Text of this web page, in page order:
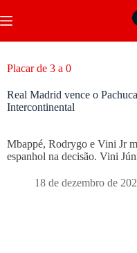
Placar de 3 a 0
Real Madrid vence o
Intercontinental
Mbappé, Rodrygo e Vini Jr
espanhol na decisão. Vini
18 de dezembro de